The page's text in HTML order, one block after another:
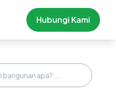
Hubungi Kami